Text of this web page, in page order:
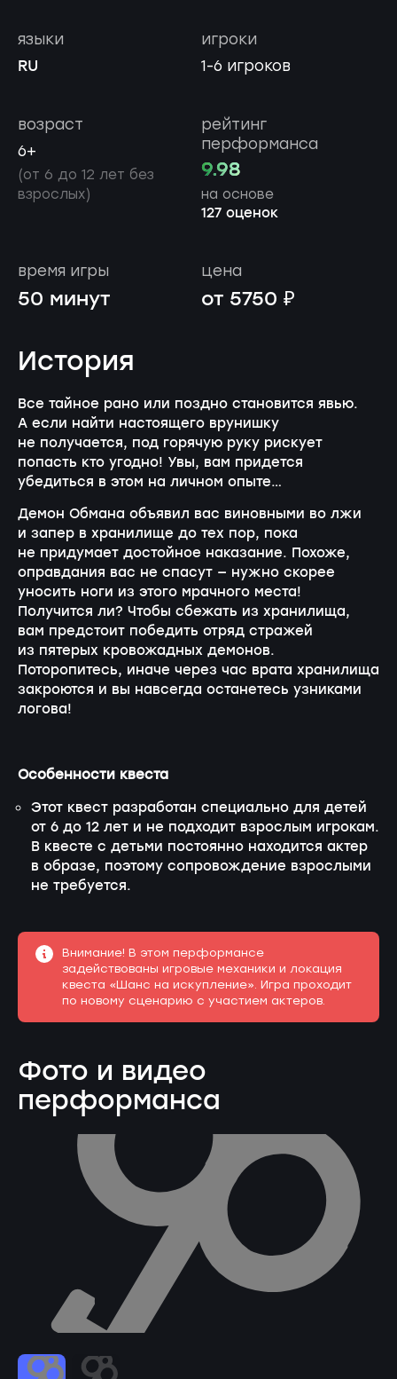
игроки
1-6 игроков
языки
RU
возраст
6+
(от 6 до 12 лет без
взрослых)
рейтинг
перформанса
9.98
на основе
127 оценок
время игры
50 минут
цена
от 5750 ₽
История
Все тайное рано или поздно становится явью.
А если найти настоящего врунишку
не получается, под горячую руку рискует
попасть кто угодно! Увы, вам придется
убедиться в этом на личном опыте…
Демон Обмана объявил вас виновными во лжи
и запер в хранилище до тех пор, пока
не придумает достойное наказание. Похоже,
оправдания вас не спасут — нужно скорее
уносить ноги из этого мрачного места!
Получится ли? Чтобы сбежать из хранилища,
вам предстоит победить отряд стражей
из пятерых кровожадных демонов.
Поторопитесь, иначе через час врата хранилища
закроются и вы навсегда останетесь узниками
логова!
Особенности квеста
Этот квест разработан специально для детей
от 6 до 12 лет и не подходит взрослым игрокам.
В квесте с детьми постоянно находится актер
в образе, поэтому сопровождение взрослыми
не требуется.
Внимание! В этом перформансе
задействованы игровые механики и локация
квеста «Шанс на искупление». Игра проходит
по новому сценарию с участием актеров.
Фото и видео
перформанса